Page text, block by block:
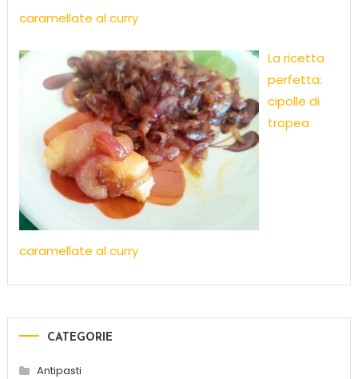
caramellate al curry
La ricetta
perfetta:
cipolle di
tropea
caramellate al curry
CATEGORIE
Antipasti